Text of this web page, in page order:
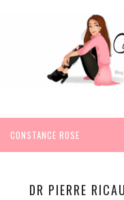
CONSTANCE ROSE
VOYAGES
DR PIERRE